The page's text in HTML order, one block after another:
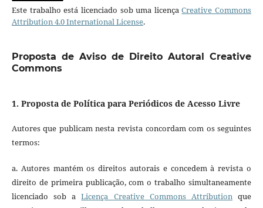
Este trabalho está licenciado sob uma licençaCreative Commons
Attribution 4.0 International License.
Proposta de Aviso de Direito Autoral Creative
Commons
1. Proposta de Política para Periódicos de Acesso Livre
Autores que publicam nesta revista concordam com os seguintes
termos:
a. Autores mantém os direitos autorais e concedem à revista o
direito de primeira publicação, com o trabalho simultaneamente
licenciado sob aLicença Creative Commons Attributionque